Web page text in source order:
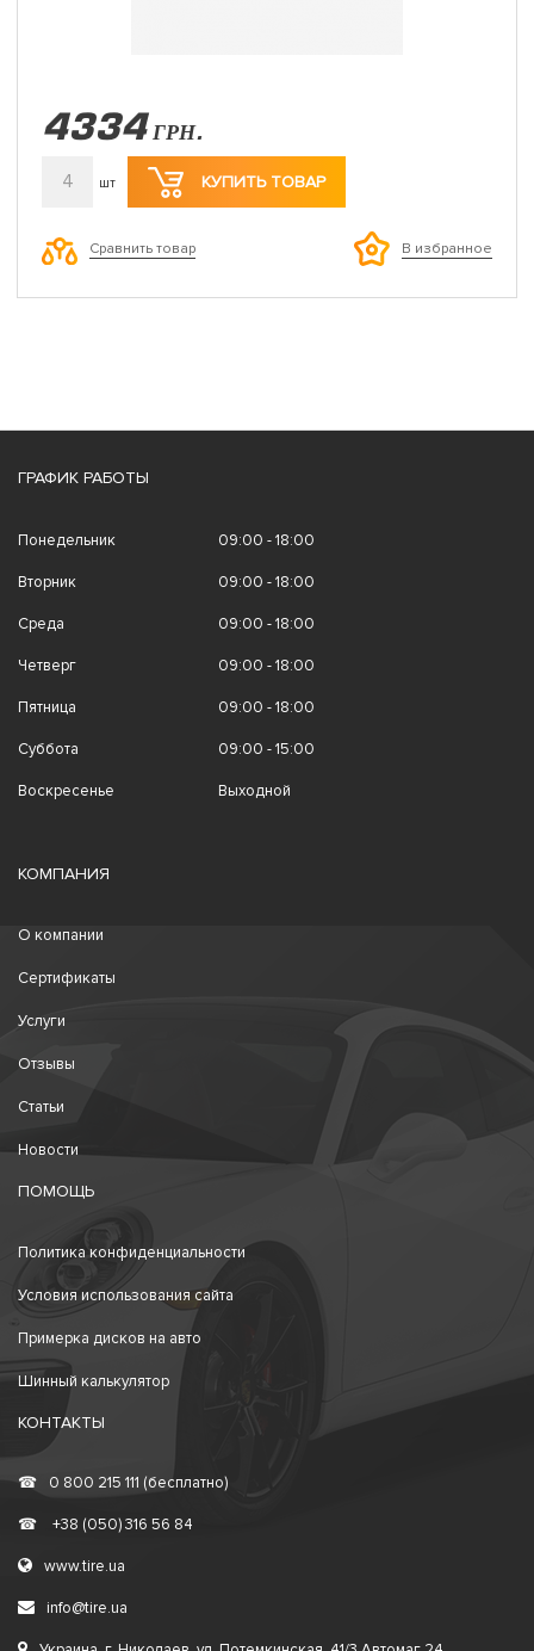
4334 ГРН.
4 шт КУПИТЬ ТОВАР
Сравнить товар В избранное
ГРАФИК РАБОТЫ
Понедельник 09:00 - 18:00
Вторник 09:00 - 18:00
Среда 09:00 - 18:00
Четверг 09:00 - 18:00
Пятница 09:00 - 18:00
Суббота 09:00 - 15:00
Воскресенье Выходной
КОМПАНИЯ
О компании
Сертификаты
Услуги
Отзывы
Статьи
Новости
ПОМОЩЬ
Политика конфиденциальности
Условия использования сайта
Примерка дисков на авто
Шинный калькулятор
КОНТАКТЫ
☎ 0 800 215 111 (бесплатно)
☎ +38 (050) 316 56 84
www.tire.ua
info@tire.ua